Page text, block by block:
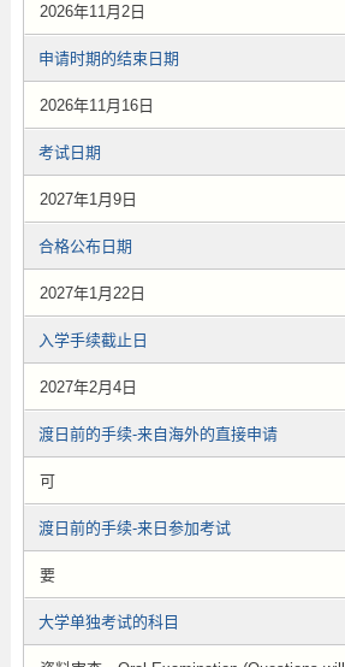
2026年11月2日
申请时期的结束日期
2026年11月16日
考试日期
2027年1月9日
合格公布日期
2027年1月22日
入学手续截止日
2027年2月4日
渡日前的手续-来自海外的直接申请
可
渡日前的手续-来日参加考试
要
大学单独考试的科目